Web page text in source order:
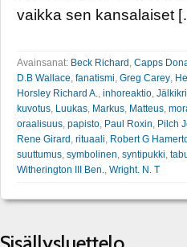
vaikka sen kansalaiset
Avainsanat: Beck Richard Capps
D.B Wallace fanatismi Greg Carey
Horsley Richard A.
inhoreaktio
kuvotus Luukas Markus Matteus
oraalisuus papisto Paul Roxin Pilch
Rene Girard rituaali Robert G
suuttumus symbolinen syntipukki
Witherington III Ben.
Wright. N. T